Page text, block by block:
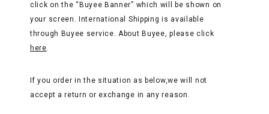
カジュアル ソシアル フォーマル
商品タイプ
click on the “Buyee Banner” which will be shown on
your screen. International Shipping is available
through Buyee service. About Buyee, please click
here.
If you order in the situation as below,we will not
accept a return or exchange in any reason.